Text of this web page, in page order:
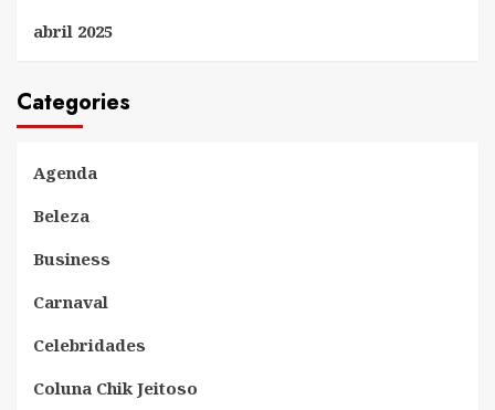
abril 2025
Categories
Agenda
Beleza
Business
Carnaval
Celebridades
Coluna Chik Jeitoso